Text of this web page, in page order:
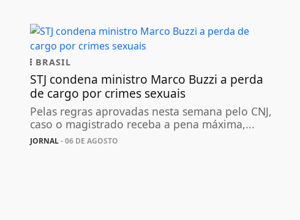
BRASIL
STJ condena ministro Marco Buzzi a perda
de cargo por crimes sexuais
Pelas regras aprovadas nesta semana pelo CNJ,
caso o magistrado receba a pena máxima,...
JORNAL- 06 DE AGOSTO